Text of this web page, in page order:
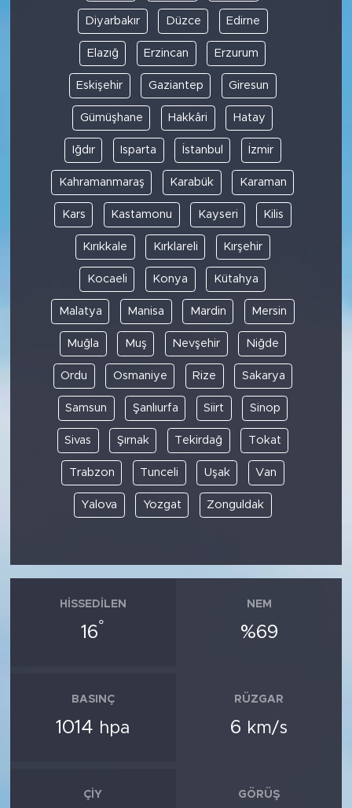
Diyarbakır Düzce Edirne
Elazığ Erzincan Erzurum
Eskişehir Gaziantep Giresun
Gümüşhane Hakkâri Hatay
Iğdır Isparta İstanbul İzmir
Kahramanmaraş Karabük Karaman
Kars Kastamonu Kayseri Kilis
Kırıkkale Kırklareli Kırşehir
Kocaeli Konya Kütahya
Malatya Manisa Mardin Mersin
Muğla Muş Nevşehir Niğde
Ordu Osmaniye Rize Sakarya
Samsun Şanlıurfa Siirt Sinop
Sivas Şırnak Tekirdağ Tokat
Trabzon Tunceli Uşak Van
Yalova Yozgat Zonguldak
HISSEDILEN
16°
NEM
%69
BASINÇ
1014 hpa
RÜZGAR
6 km/s
ÇIY GÖRÜŞ